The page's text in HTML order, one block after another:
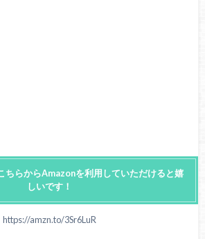
ちらからAmazonを利用していただけると嬉
しいです！
https://amzn.to/3Sr6LuR